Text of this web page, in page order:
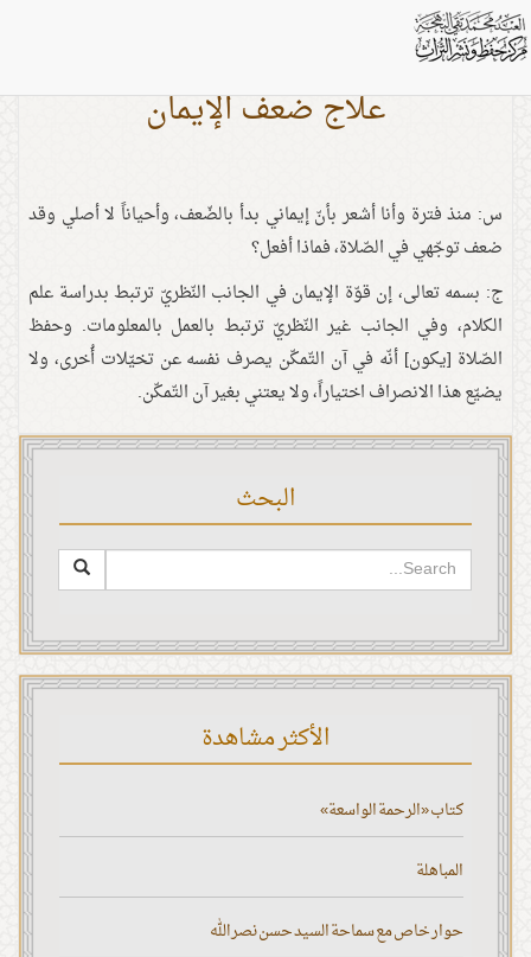
علاج ضعف الإيمان
س: منذ فترة وأنا أشعر بأنّ إيماني بدأ بالضّعف، وأحياناً لا أصلي وقد
ضعف توجّهي في الصّلاة، فماذا أفعل؟
ج: بسمه تعالى، إن قوّة الإيمان في الجانب النّظريّ ترتبط بدراسة علم
الكلام، وفي الجانب غير النّظريّ ترتبط بالعمل بالمعلومات. وحفظ
الصّلاة [يكون] أنّه في آن التّمكّن يصرف نفسه عن تخيّلات أُخرى، ولا
يضيّع هذا الانصراف اختياراً، ولا يعتني بغير آن التّمكّن.
البحث
الأكثر مشاهدة
كتاب «الرحمة الواسعة»
المباهلة
حوار خاص مع سماحة السيد حسن نصر الله